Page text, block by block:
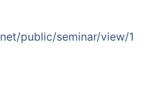
public/seminar/view/1